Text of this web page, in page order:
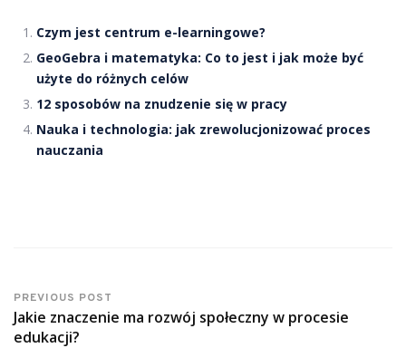
Czym jest centrum e-learningowe?
GeoGebra i matematyka: Co to jest i jak może być
użyte do różnych celów
12 sposobów na znudzenie się w pracy
Nauka i technologia: jak zrewolucjonizować proces
nauczania
PREVIOUS POST
Jakie znaczenie ma rozwój społeczny w procesie
edukacji?